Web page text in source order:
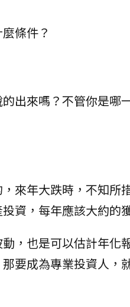
條件？
出來嗎？不管你是哪
來年大跌時，不知所
資，每年應該大約的
，也是可以估計年化
要成為專業投資人，